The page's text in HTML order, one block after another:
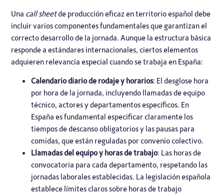
Una call sheetde producción eficaz en territorio español debe
incluir varios componentes fundamentales que garantizan el
correcto desarrollo de la jornada. Aunque la estructura básica
responde a estándares internacionales, ciertos elementos
adquieren relevancia especial cuando se trabaja en España:
Calendario diario de rodaje y horarios: El desglose hora
por hora de la jornada, incluyendo llamadas de equipo
técnico, actores y departamentos específicos. En
España es fundamental especificar claramente los
tiempos de descanso obligatorios y las pausas para
comidas, que están reguladas por convenio colectivo.
Llamadas del equipo y horas de trabajo: Las horas de
convocatoria para cada departamento, respetando las
jornadas laborales establecidas. La legislación española
establece límites claros sobre horas de trabajo